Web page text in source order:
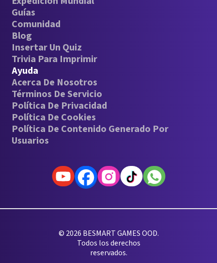
Guías
Comunidad
Blog
Insertar Un Quiz
Trivia Para Imprimir
Ayuda
Acerca De Nosotros
Términos De Servicio
Política De Privacidad
Política De Cookies
Política De Contenido Generado Por
Usuarios
© 2026 BESMART GAMES OOD.
Todos los derechos
reservados.